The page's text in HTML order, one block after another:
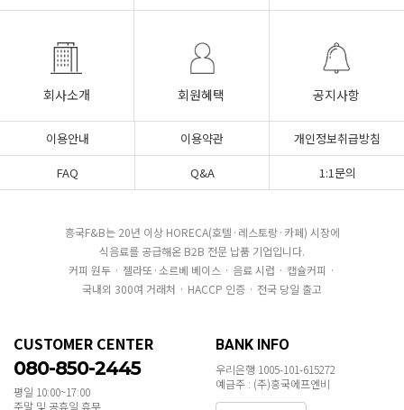
회사소개 회원혜택 공지사항
이용안내 이용약관
개인정보취급방침
FAQ
Q&A 1:1문의
흥국F&B는 20년 이상 HORECA(호텔·레스토랑·카페) 시장에
식음료를 공급해온 B2B 전문 납품 기업입니다.
커피 원두 · 젤라또·소르베 베이스 · 음료 시럽 · 캡슐커피 ·
국내외 300여 거래처 · HACCP 인증 · 전국 당일 출고
CUSTOMER CENTER
080-850-2445
평일 10:00~17:00
주말 및 공휴일 휴무
BANK INFO
우리은행 1005-101-615272
예금주 : (주)흥국에프엔비